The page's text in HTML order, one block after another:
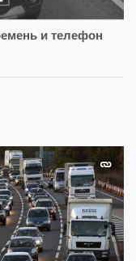
и телефон